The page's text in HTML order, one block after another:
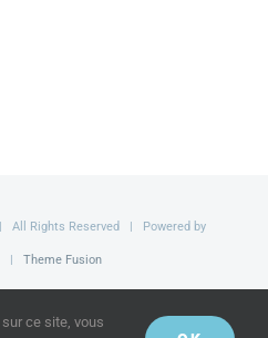
| All Rights Reserved | Powered by
Theme Fusion
TwitterYouTube
ce site, vous